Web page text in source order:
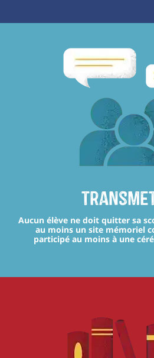
Aucun élève ne doit quitter sa
au moins un site mémoriel
participé au moins à une